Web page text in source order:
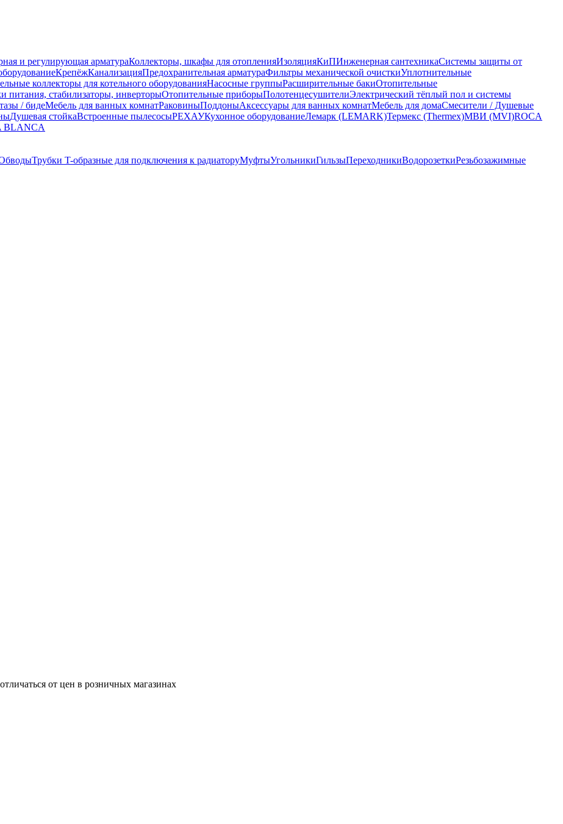
и регулирующая арматураКоллекторы, шкафы для отопленияИзоляцияКиПИнженерная сантехникаСистемы защиты от
КрепёжКанализацияПредохранительная арматураФильтры механической очисткиУплотнительные
коллекторы для котельного оборудованияНасосные группыРасширительные бакиОтопительные
питания, стабилизаторы, инверторыОтопительные приборыПолотенцесушителиЭлектрический тёплый пол и системы
/ бидеМебель для ванных комнатРаковиныПоддоныАксессуары для ванных комнатМебель для домаСмесители / Душевые
Душевая стойкаВстроенные пылесосыРЕХАУКухонное оборудованиеЛемарк (LEMARK)Термекс (Thermex)МВИ (MVI)ROCA
BLANCA
Трубки T-образные для подключения к радиаторуМуфтыУгольникиГильзыПереходникиВодорозеткиРезьбозажимные
от цен в розничных магазинах